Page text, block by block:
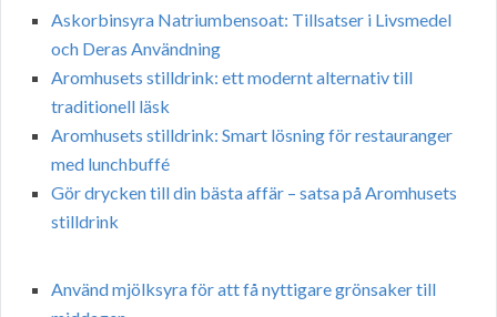
Askorbinsyra Natriumbensoat: Tillsatser i Livsmedel
och Deras Användning
Aromhusets stilldrink: ett modernt alternativ till
traditionell läsk
Aromhusets stilldrink: Smart lösning för restauranger
med lunchbuffé
Gör drycken till din bästa affär – satsa på Aromhusets
stilldrink
Använd mjölksyra för att få nyttigare grönsaker till